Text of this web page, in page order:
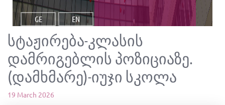
GE EN
სტაჟირება-კლასის
დამრიგებლის პოზიციაზე.
(დამხმარე)-იუჯი სკოლა
19 March 2026